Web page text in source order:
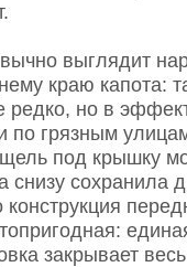
выглядит
краю капота:
редко, но в
по грязным
под крышку
снизу сохранила
конструкция
закрывает